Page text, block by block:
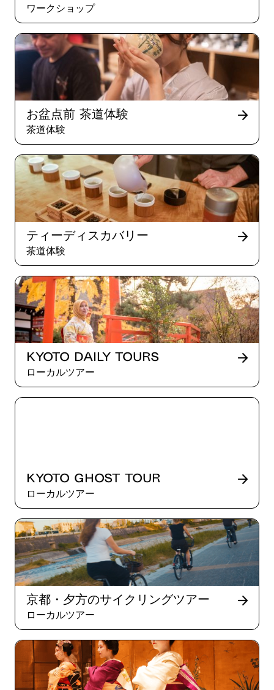
ワークショップ
お盆点前 茶道体験
茶道体験
ティーディスカバリー
茶道体験
Kyoto Daily Tours
ローカルツアー
Kyoto Ghost Tour
ローカルツアー
京都・夕方のサイクリングツアー
ローカルツアー